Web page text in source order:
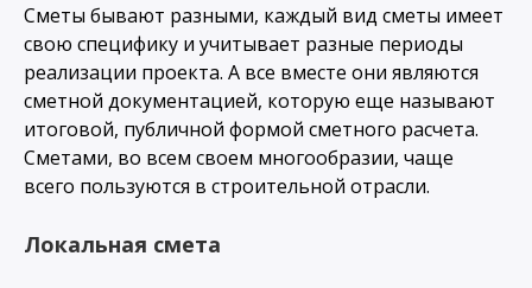
Сметы бывают разными, каждый вид сметы имеет
свою специфику и учитывает разные периоды
реализации проекта. А все вместе они являются
сметной документацией, которую еще называют
итоговой, публичной формой сметного расчета.
Сметами, во всем своем многообразии, чаще
всего пользуются в строительной отрасли.
Локальная смета